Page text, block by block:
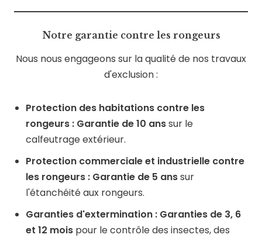
Notre garantie contre les rongeurs
Nous nous engageons sur la qualité de nos travaux
d'exclusion :
Protection des habitations contre les
rongeurs : Garantie de 10 anssur le
calfeutrage extérieur.
Protection commerciale et industrielle contre
les rongeurs : Garantie de 5 anssur
l'étanchéité aux rongeurs.
Garanties d'extermination : Garanties de 3, 6
et 12 mois pour le contrôle des insectes, des